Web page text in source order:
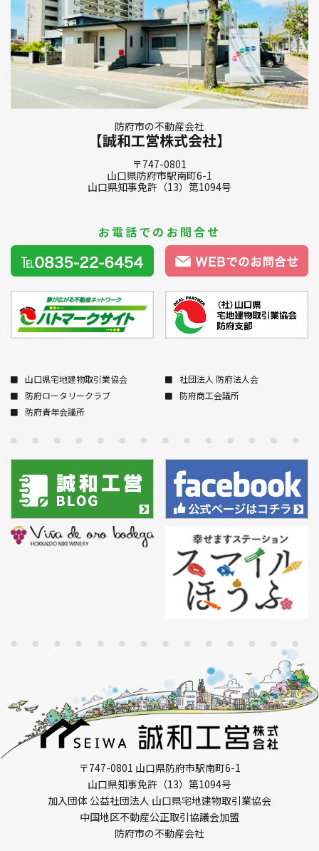
防府市の不動産会社
【誠和工営株式会社】
〒747-0801
山口県防府市駅南町6-1
山口県知事免許（13）第1094号
お電話でのお問合せ
山口県宅地建物取引業協会
社団法人 防府法人会
防府ロータリークラブ
防府商工会議所
防府青年会議所
〒747-0801 山口県防府市駅南町6-1
山口県知事免許（13）第1094号
加入団体 公益社団法人 山口県宅地建物取引業協会
中国地区不動産公正取引協議会加盟
防府市の不動産会社